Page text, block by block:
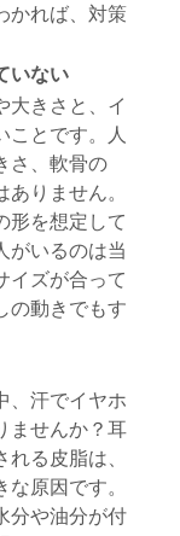
かれば、対策
いない
大きさと、イ
ことです。人
さ、軟骨の
りません。
形を想定して
がいるのは当
イズが合って
の動きでもす
、汗でイヤホ
ませんか？耳
る皮脂は、
原因です。
分や油分が付